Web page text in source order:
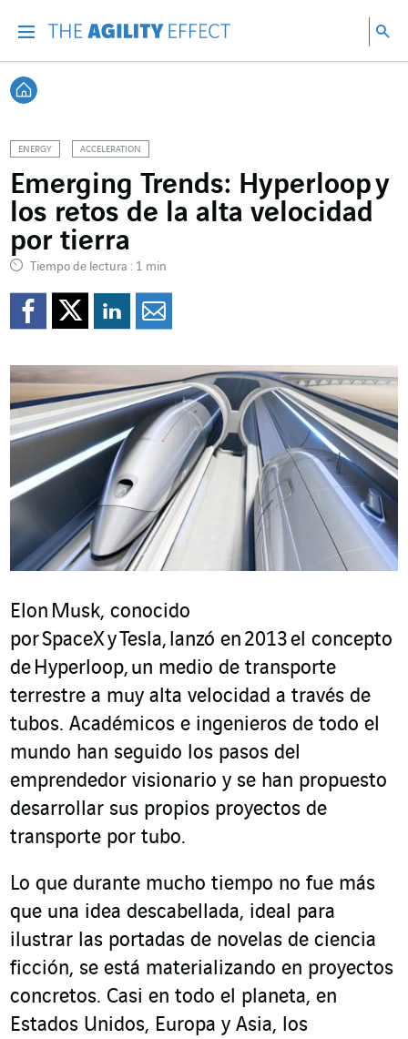
Volver a Inicio
ENERGY ACCELERATION
Emerging Trends: Hyperloop y
los retos de la alta velocidad
por tierra
Tiempo de lectura : 1 min
Compartir en Facebook
Compartir en
Compartir en
Elon Musk, conocido
por SpaceX y Tesla, lanzó en 2013 el concepto
de Hyperloop, un medio de transporte
terrestre a muy alta velocidad a través de
tubos. Académicos e ingenieros de todo el
mundo han seguido los pasos del
emprendedor visionario y se han propuesto
desarrollar sus propios proyectos de
transporte por tubo.
Lo que durante mucho tiempo no fue más
que una idea descabellada, ideal para
ilustrar las portadas de novelas de ciencia
ficción, se está materializando en proyectos
concretos. Casi en todo el planeta, en
Estados Unidos, Europa y Asia, los